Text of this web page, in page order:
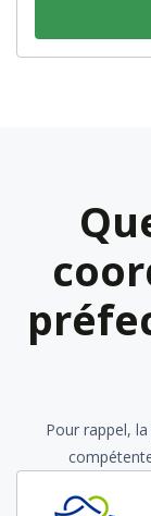
Pour rappel,